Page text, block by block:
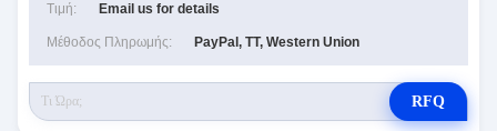
Τιμή: Email us for details
Μέθοδος Πληρωμής: PayPal, TT, Western Union
RFQ